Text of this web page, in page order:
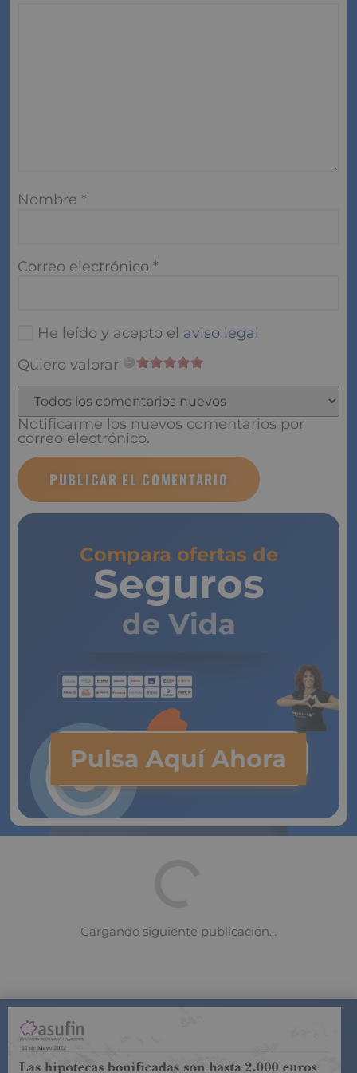
Nombre *
Correo electrónico *
He leído y acepto el aviso legal
Quiero valorar
Notificarme los nuevos comentarios por
correo electrónico.
Compara ofertas de
Seguros
de Vida
Pulsa Aquí Ahora
COMPARADOR DE SEGUROS DE VIDASUJETO A LA